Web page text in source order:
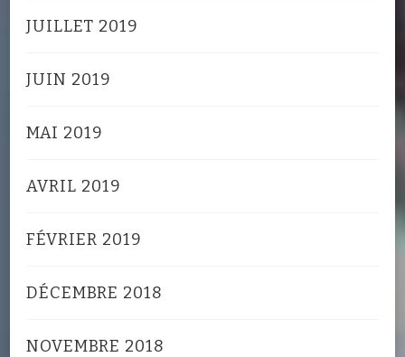
JUILLET 2019
JUIN 2019
MAI 2019
AVRIL 2019
FÉVRIER 2019
DÉCEMBRE 2018
NOVEMBRE 2018